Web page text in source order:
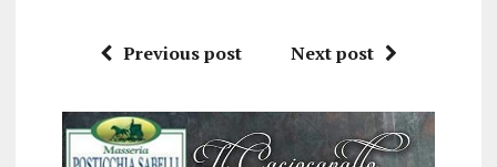
Previous post Next post